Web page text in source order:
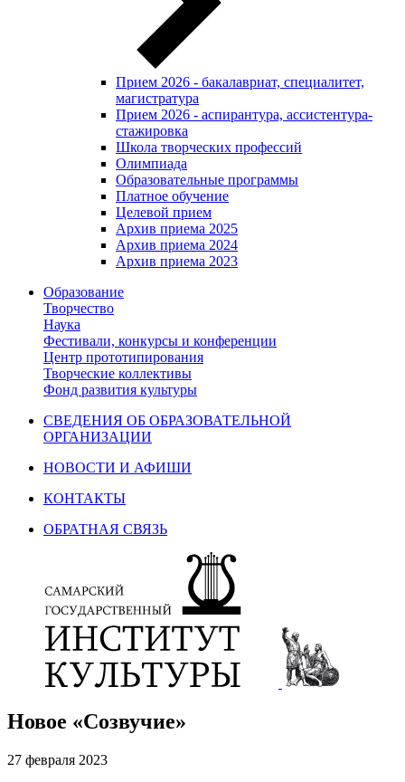
Прием 2026 - бакалавриат, специалитет,
магистратура
Прием 2026 - аспирантура, ассистентура-
стажировка
Школа творческих профессий
Олимпиада
Образовательные программы
Платное обучение
Целевой прием
Архив приема 2025
Архив приема 2024
Архив приема 2023
Образование
Творчество
Наука
Фестивали, конкурсы и конференции
Центр прототипирования
Творческие коллективы
Фонд развития культуры
СВЕДЕНИЯ ОБ ОБРАЗОВАТЕЛЬНОЙ
ОРГАНИЗАЦИИ
НОВОСТИ И АФИШИ
КОНТАКТЫ
ОБРАТНАЯ СВЯЗЬ
Новое «Созвучие»
27 февраля 2023